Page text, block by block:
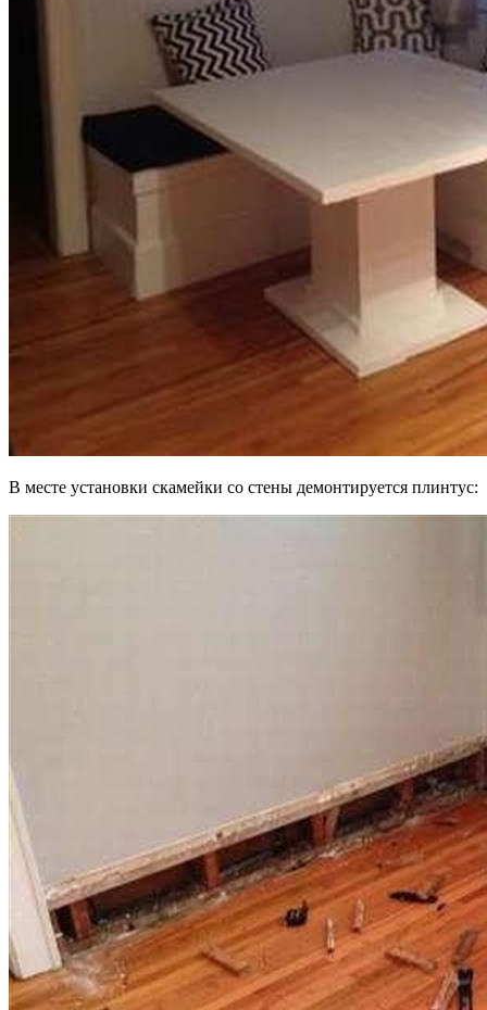
В месте установки скамейки со стены демонтируется плинтус: